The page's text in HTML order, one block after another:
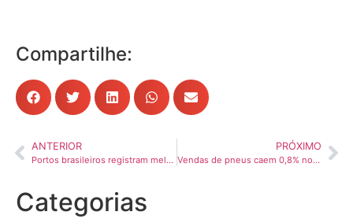
Compartilhe:
ANTERIOR
Portos brasileiros registram melhor desempenho mensal da história: 124,7 milhões de toneladas
PRÓXIMO
Vendas de pneus caem 0,8% no ano, puxadas pela retração no mercado de reposição
Categorias